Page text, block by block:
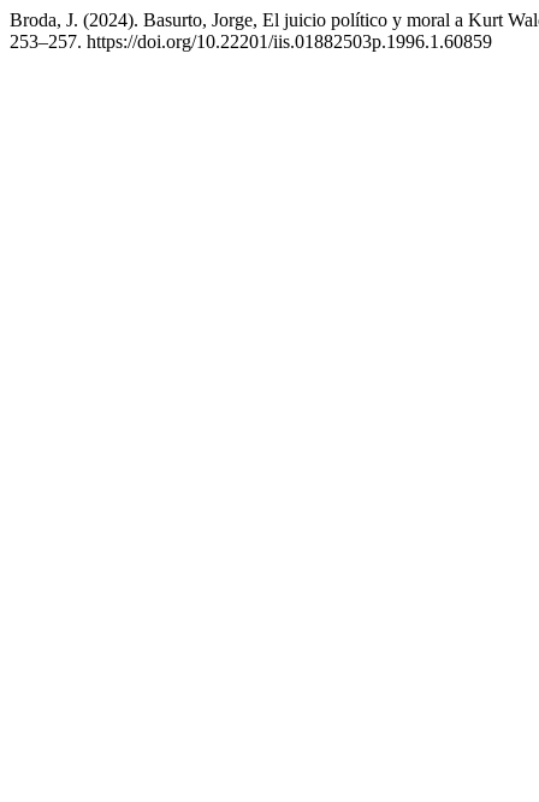
Broda, J. (2024). Basurto, Jorge, El juicio político y moral a Kurt
253–257. https://doi.org/10.22201/iis.01882503p.1996.1.60859